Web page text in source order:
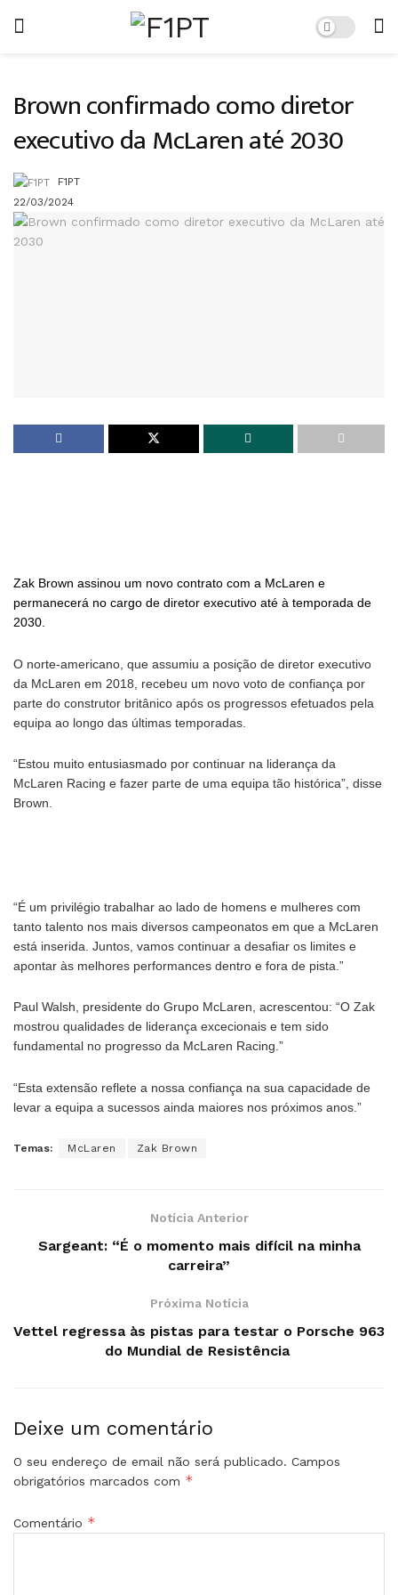
Brown confirmado como diretor
executivo da McLaren até 2030
F1PT
22/03/2024
Zak Brown assinou um novo contrato com a McLaren e
permanecerá no cargo de diretor executivo até à temporada de
2030.
O norte-americano, que assumiu a posição de diretor executivo
da McLaren em 2018, recebeu um novo voto de confiança por
parte do construtor britânico após os progressos efetuados pela
equipa ao longo das últimas temporadas.
“Estou muito entusiasmado por continuar na liderança da
McLaren Racing e fazer parte de uma equipa tão histórica”, disse
Brown.
“É um privilégio trabalhar ao lado de homens e mulheres com
tanto talento nos mais diversos campeonatos em que a McLaren
está inserida. Juntos, vamos continuar a desafiar os limites e
apontar às melhores performances dentro e fora de pista.”
Paul Walsh, presidente do Grupo McLaren, acrescentou: “O Zak
mostrou qualidades de liderança excecionais e tem sido
fundamental no progresso da McLaren Racing.”
“Esta extensão reflete a nossa confiança na sua capacidade de
levar a equipa a sucessos ainda maiores nos próximos anos.”
Temas: McLaren Zak Brown
Notícia Anterior
Sargeant: “É o momento mais difícil na minha
carreira”
Próxima Notícia
Vettel regressa às pistas para testar o Porsche 963
do Mundial de Resistência
Deixe um comentário
O seu endereço de email não será publicado. Campos
obrigatórios marcados com *
Comentário *